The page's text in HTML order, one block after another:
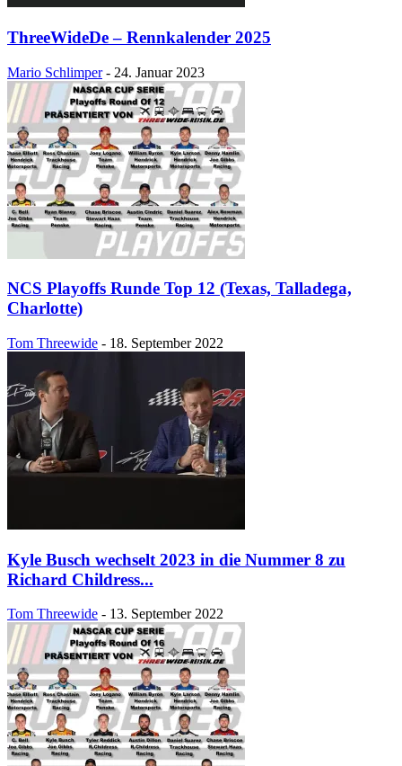
ThreeWideDe – Rennkalender 2025
Mario Schlimper - 24. Januar 2023
NCS Playoffs Runde Top 12 (Texas, Talladega,
Charlotte)
Tom Threewide - 18. September 2022
Kyle Busch wechselt 2023 in die Nummer 8 zu
Richard Childress...
Tom Threewide - 13. September 2022